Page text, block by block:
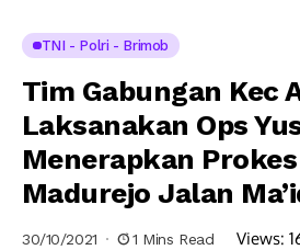
TNI - Polri - Brimob
Tim Gabungan Kec
Laksanakan Ops
Menerapkan Prokes
Madurejo Jalan
30/10/2021 1 Mins Read Views: